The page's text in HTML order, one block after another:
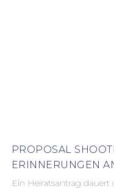
PROPOSAL
ERINNERUNGEN
Ein Heiratsantrag